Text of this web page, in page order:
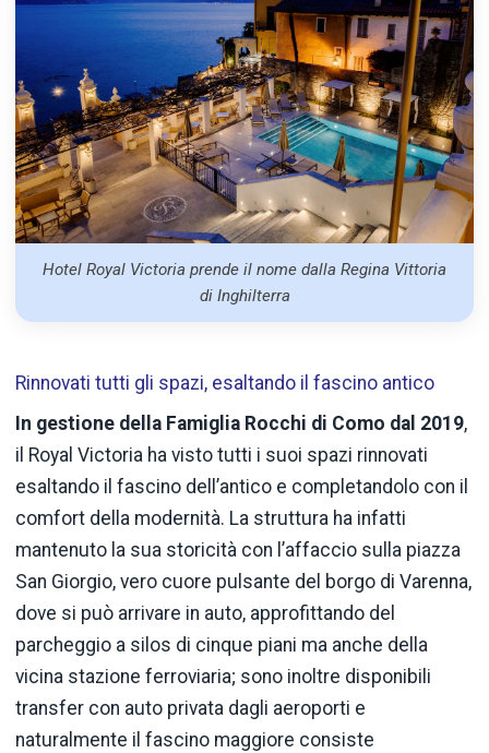
Hotel Royal Victoria prende il nome dalla Regina Vittoria
di Inghilterra
Rinnovati tutti gli spazi, esaltando il fascino antico
In gestione della Famiglia Rocchi di Como dal 2019,
il Royal Victoria ha visto tutti i suoi spazi rinnovati
esaltando il fascino dell’antico e completandolo con il
comfort della modernità. La struttura ha infatti
mantenuto la sua storicità con l’affaccio sulla piazza
San Giorgio, vero cuore pulsante del borgo di Varenna,
dove si può arrivare in auto, approfittando del
parcheggio a silos di cinque piani ma anche della
vicina stazione ferroviaria; sono inoltre disponibili
transfer con auto privata dagli aeroporti e
naturalmente il fascino maggiore consiste